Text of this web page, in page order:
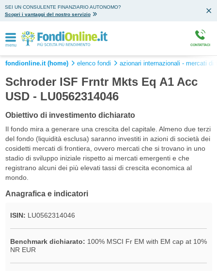
SEI UN CONSULENTE FINANZIARIO AUTONOMO?
Scopri i vantaggi del nostro servizio
menu CONTATTACI
fondionline.it (home) elenco fondi azionari internazionali - mercati di
Schroder ISF Frntr Mkts Eq A1 Acc
USD - LU0562314046
Obiettivo di investimento dichiarato
Il fondo mira a generare una crescita del capitale. Almeno due terzi
del fondo (liquidità esclusa) saranno investiti in azioni di società dei
cosidetti mercati di frontiera, ovvero mercati che si trovano in uno
stadio di sviluppo iniziale rispetto ai mercati emergenti e che
registrano alcuni dei più elevati tassi di crescita economica al
mondo.
Anagrafica e indicatori
ISIN: LU0562314046
Benchmark dichiarato: 100% MSCI Fr EM with EM cap at 10%
NR EUR